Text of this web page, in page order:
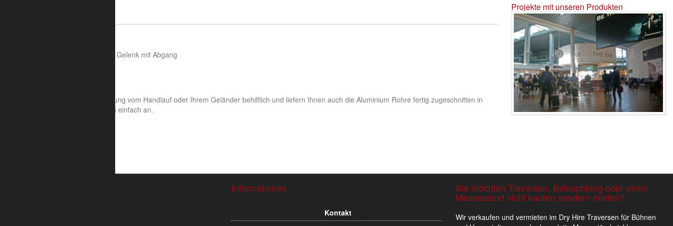
von 85° bis 170° frei verstellbares Gelenk mit Abgang
Gerne sind wir Ihnen bei der Planung vom Handlauf oder Ihrem Geländer behilflich und liefern Ihnen auch die Aluminium Rohre fertig zugeschnitten in
Ihrer Wunschlänge. Rufen Sie uns einfach an.
Projekte mit unseren Produkten
Flughafen Projekt 1 Bild
Informationen
Kontakt
Sie möchten Traversen, Beleuchtung oder einen
Messestand nicht kaufen sondern mieten?
Wir verkaufen und vermieten im Dry Hire Traversen für Bühnen